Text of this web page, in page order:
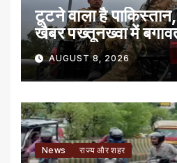
टूटने वाला है
खैबर पख्तूनख्वा में
AUGUST 8, 2026
News राज्य और शहर